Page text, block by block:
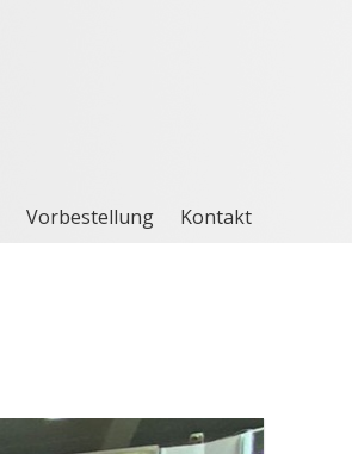
Vorbestellung Kontakt